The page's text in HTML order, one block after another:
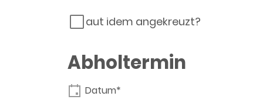
aut idem angekreuzt?
Abholtermin
Datum*